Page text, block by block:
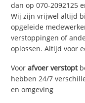
dan op 070-2092125
Wij zijn vrijwel altijd
opgeleide
verstoppingen of
oplossen. Altijd voor
Voorafvoer verstopt
hebben 24/7
en omgeving